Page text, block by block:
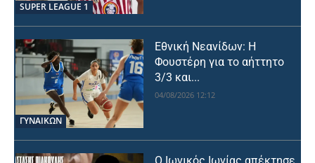
SUPER LEAGUE 1
ΓΥΝΑΙΚΩΝ
Εθνική Νεανίδων: Η
Φουστέρη για το αήττητο
3/3 και...
04/08/2026 12:12